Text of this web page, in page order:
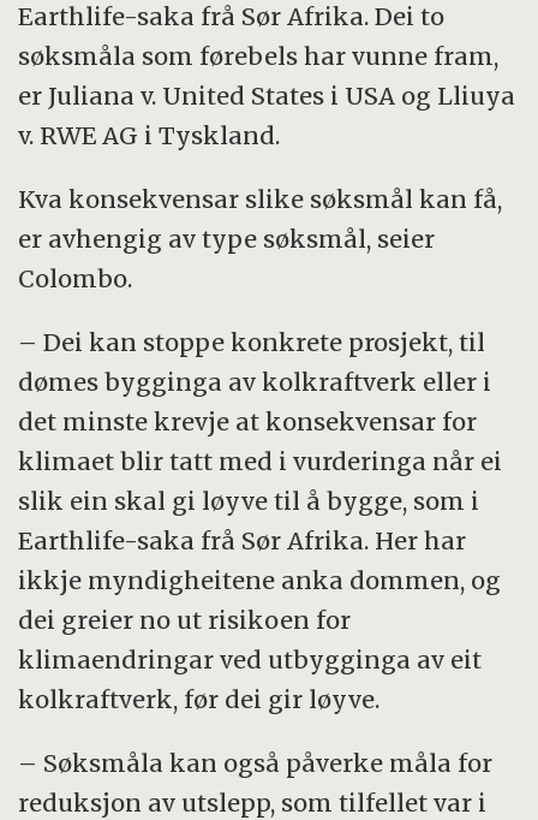
Earthlife-saka frå Sør Afrika. Dei to
søksmåla som førebels har vunne fram,
er Juliana v. United States i USA og Lliuya
v. RWE AG i Tyskland.
Kva konsekvensar slike søksmål kan få,
er avhengig av type søksmål, seier
Colombo.
– Dei kan stoppe konkrete prosjekt, til
dømes bygginga av kolkraftverk eller i
det minste krevje at konsekvensar for
klimaet blir tatt med i vurderinga når ei
slik ein skal gi løyve til å bygge, som i
Earthlife-saka frå Sør Afrika. Her har
ikkje myndigheitene anka dommen, og
dei greier no ut risikoen for
klimaendringar ved utbygginga av eit
kolkraftverk, før dei gir løyve.
– Søksmåla kan også påverke måla for
reduksjon av utslepp, som tilfellet var i